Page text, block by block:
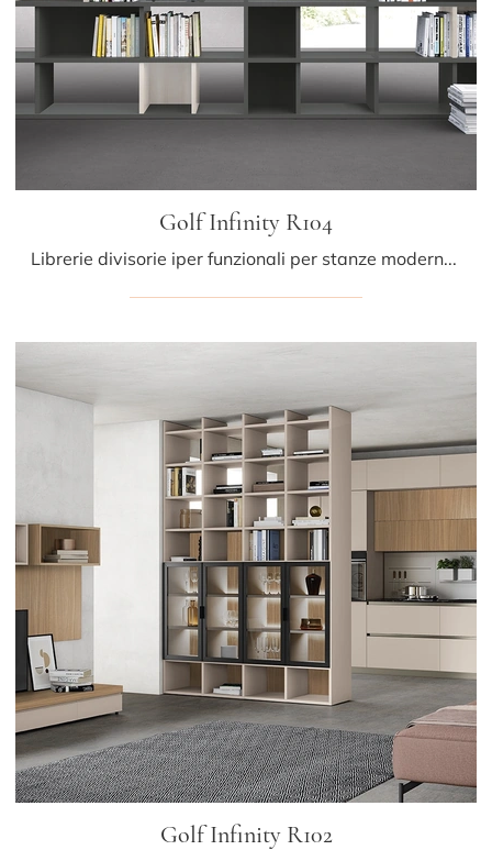
Golf Infinity R104
Librerie divisorie iper funzionali per stanze moderne: ottieni informazioni sul modello Golf Infinity R104 dell'azienda Colombini Casa!
Golf Infinity R102